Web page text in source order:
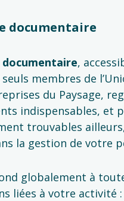
documentaire
documentaire,
membres de
du Paysage,
indispensables, et
trouvables
la gestion de votre
globalement à
liées à votre activité